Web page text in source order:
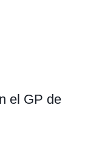
el GP de